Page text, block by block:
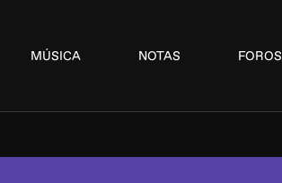
MÚSICA NOTAS FOROS